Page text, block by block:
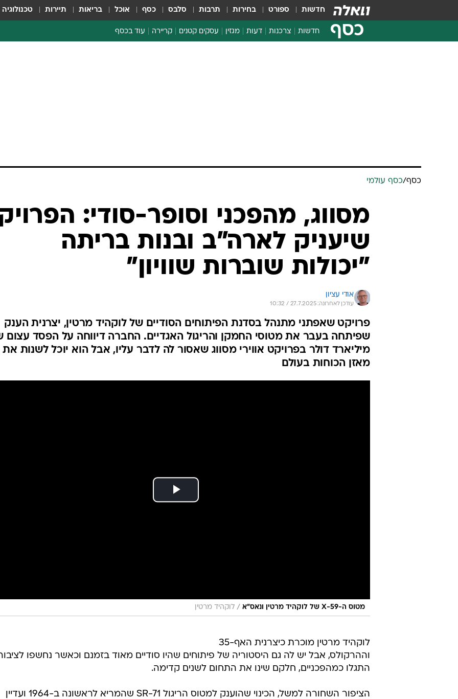
חדשות ספורט בחירות תרבות סלבס כסף אוכל בריאות תיירות טכנולוגיה
כסף חדשות צרכנות דעות מגזין עסקים קטנים קריירה עוד בכסף
כסף/כסף עולמי
מסווג, מהפכני וסופר-סודי:
שיעניק לארה"ב ובנות בריתה
"יכולות שוברות שוויון"
אודי עציון
עודכן לאחרונה: 27.7.2025 / 10:32
פרויקט שאפתני מתנהל בסדנת הפיתוחים הסודיים של לוקהיד מרטין, יצרנית הענק
שפיתחה בעבר את מטוסי החמקן והריגול האגדיים. החברה דיווחה על הפסד עצום
מיליארד דולר בפרויקט אווירי מסווג שאסור לה לדבר עליו, אבל הוא יוכל לשנות את
מאזן הכוחות בעולם
מטוס ה-X-59 של לוקהיד מרטין ונאס"א / לוקהיד מרטין
לוקהיד מרטין מוכרת כיצרנית האף-35
וההרקולס, אבל יש לה גם היסטוריה של פיתוחים שהיו סודיים מאוד בזמנם וכאשר נחשפו
התגלו כמהפכניים, חלקם שינו את התחום לשנים קדימה.
הציפור השחורה למשל, הכינוי שהוענק למטוס הריגול SR-71 שהמריא לראשונה ב-1964 ועדיין